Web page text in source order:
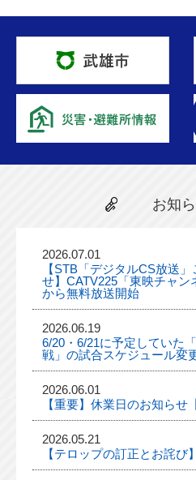
お知
2026.07.01
【STB「デジタルCS放送
せ】CATV225「東映チャン
から無料放送開始
2026.06.19
6/20・6/21に予定していた
戦」の試合スケジュール変
2026.06.01
【重要】休業日のお知らせ
2026.05.21
【テロップの訂正とお詫び】